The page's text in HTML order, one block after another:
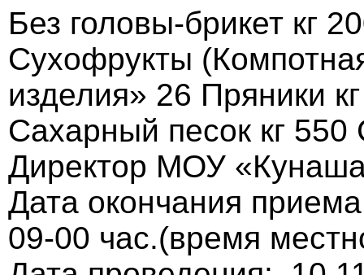
Без головы-брикет кг
Сухофрукты
изделия» 26 Пряники
Сахарный песок кг
Директор МОУ
Дата окончания
09-00 час.(время